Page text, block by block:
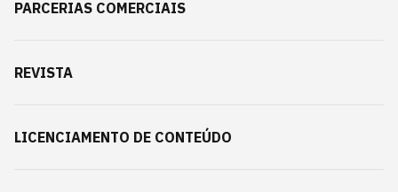
PARCERIAS COMERCIAIS
REVISTA
LICENCIAMENTO DE CONTEÚDO